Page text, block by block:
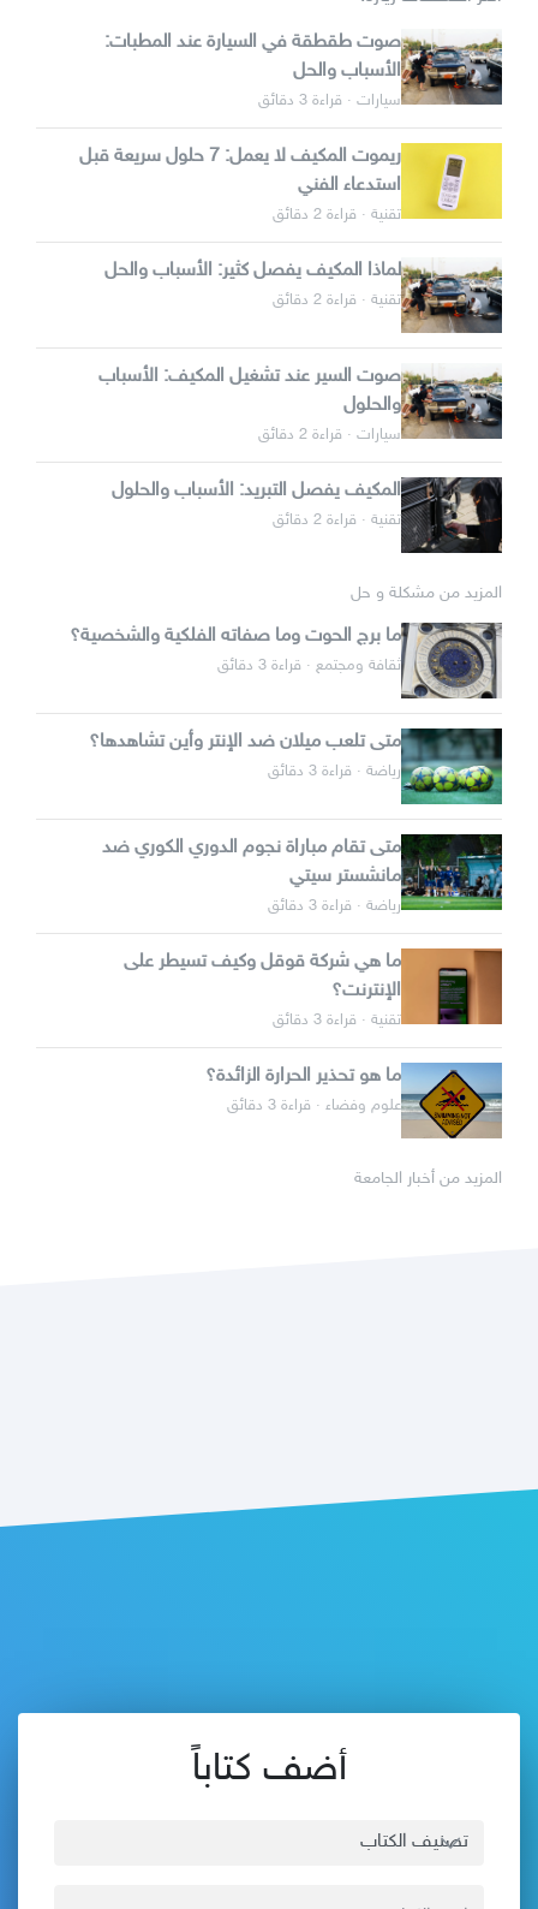
صوت طقطقة في السيارة عند المطبات:
الأسباب والحل
سيارات · قراءة 3 دقائق
ريموت المكيف لا يعمل: 7 حلول سريعة قبل
استدعاء الفني
تقنية · قراءة 2 دقائق
لماذا المكيف يفصل كثير: الأسباب والحل
تقنية · قراءة 2 دقائق
صوت السير عند تشغيل المكيف: الأسباب
والحلول
سيارات · قراءة 2 دقائق
المكيف يفصل التبريد: الأسباب والحلول
تقنية · قراءة 2 دقائق
المزيد من مشكلة و حل
ما برج الحوت وما صفاته الفلكية والشخصية؟
ثقافة ومجتمع · قراءة 3 دقائق
متى تلعب ميلان ضد الإنتر وأين تشاهدها؟
رياضة · قراءة 3 دقائق
متى تقام مباراة نجوم الدوري الكوري ضد
مانشستر سيتي
رياضة · قراءة 3 دقائق
ما هي شركة قوقل وكيف تسيطر على
الإنترنت؟
تقنية · قراءة 3 دقائق
ما هو تحذير الحرارة الزائدة؟
علوم وفضاء · قراءة 3 دقائق
المزيد من أخبار الجامعة
أضف كتاباً